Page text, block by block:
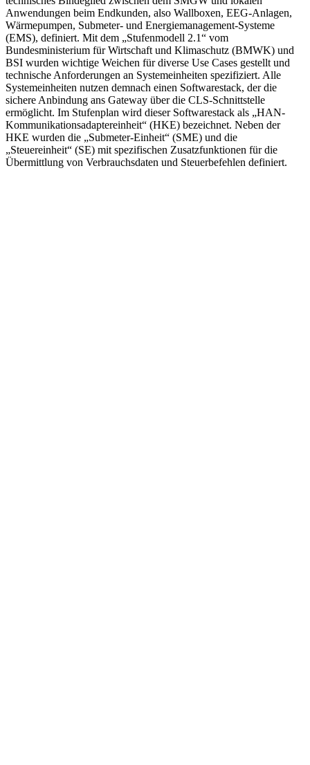
Anwendungen beim Endkunden, also Wallboxen, EEG-Anlagen,
Wärmepumpen, Submeter- und Energiemanagement-Systeme
(EMS), definiert. Mit dem „Stufenmodell 2.1“ vom
Bundesministerium für Wirtschaft und Klimaschutz (BMWK) und
BSI wurden wichtige Weichen für diverse Use Cases gestellt und
technische Anforderungen an Systemeinheiten spezifiziert. Alle
Systemeinheiten nutzen demnach einen Softwarestack, der die
sichere Anbindung ans Gateway über die CLS-Schnittstelle
ermöglicht. Im Stufenplan wird dieser Softwarestack als „HAN-
Kommunikationsadaptereinheit“ (HKE) bezeichnet. Neben der
HKE wurden die „Submeter-Einheit“ (SME) und die
„Steuereinheit“ (SE) mit spezifischen Zusatzfunktionen für die
Übermittlung von Verbrauchsdaten und Steuerbefehlen definiert.